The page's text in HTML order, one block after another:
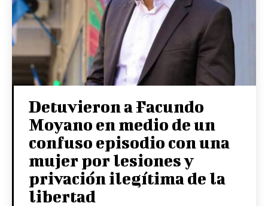
Detuvieron a Facundo
Moyano en medio de un
confuso episodio con una
mujer por lesiones y
privación ilegítima de la
libertad